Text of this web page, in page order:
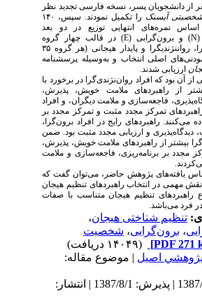
۷۲۵ نفر از دانشجویان پسر، نسخه فارسی تجدید نظر
آیسنک
را تکمیل نمودند. سپس، ۱۴۰
نمره‌های انتهایی توزیع در دو بعد
) و برون‌گرایی (E ) در قالب چهار گروه
برون‌گرا، درون‌گرا، روان­نژندی­گرا و پایدار هیجانی (هر گروه ۳۵
اصلی انتخاب و به‌وسیله پرسشنامه
ارزیابی شدند.
آن بود که افراد روان­‌نژندی­‌گرا در برخورد با
از راهبردهای ملامت خویش، پذیرش،
فاجعه‌سازی و ملامت دیگران، و افراد
تمرکز مجدد مثبت و تمرکز مجدد بر
می‌کنند. راهبردهای رایج در افراد برون‌گرا،
و ارزیابی مجدد مثبت بود. ضمن
بیشتر از راهبردهای ملامت خویش، پذیرش،
مجدد بر برنامه‌ریزی، فاجعه‌سازی و ملامت
یافته‌های پژوهش حاضر، می‌توان گفت که
در انتخاب راهبردهای تنظیم هیجان
راهبردهای تنظیم هیجان متناسب با صفات
می‌باشد.
تنظیم شناختی هیجان،
،برون‌گرایی،شخصیت
اصیل| موضوع مقاله:
دریافت: 1387/5/17 | پذیرش: 1387/8/1 | انتشار: